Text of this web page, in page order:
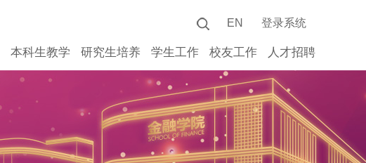
EN 登录系统
本科生教学 研究生培养 学生工作 校友工作 人才招聘